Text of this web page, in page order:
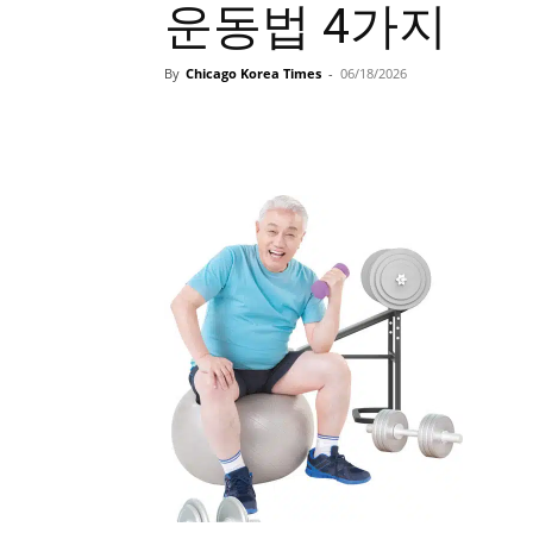
운동법 4가지
By Chicago Korea Times - 06/18/2026